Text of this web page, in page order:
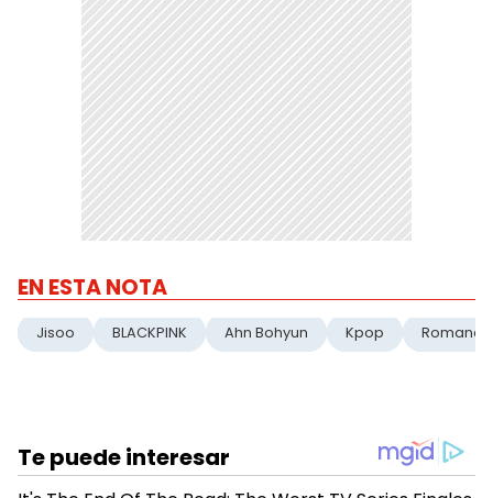
EN ESTA NOTA
Jisoo BLACKPINK Ahn Bohyun Kpop Romance